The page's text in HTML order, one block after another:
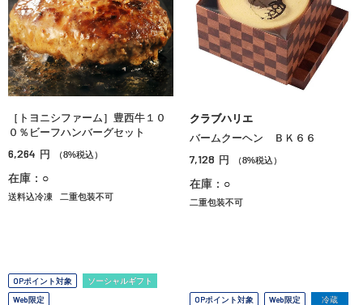
［トヨニシファーム］豊西牛１０
０％ビーフハンバーグセット
6,264 円 （8%税込）
在庫：○
送料込冷凍 二重包装不可
クラブハリエ
バームクーヘン ＢＫ６６
7,128 円 （8%税込）
在庫：○
二重包装不可
OPポイント対象
ソーシャルギフト
Web限定
OPポイント対象 Web限定 冷蔵